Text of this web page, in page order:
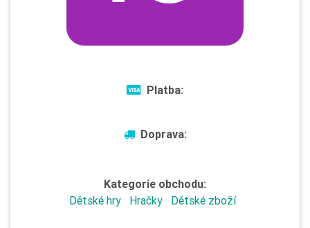
Platba:
Doprava:
Kategorie obchodu:
Dětské hry
Hračky Dětské zboží